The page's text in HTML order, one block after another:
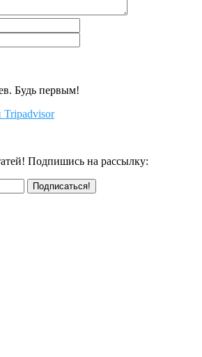
Будь первым!
Подпишись на рассылку: